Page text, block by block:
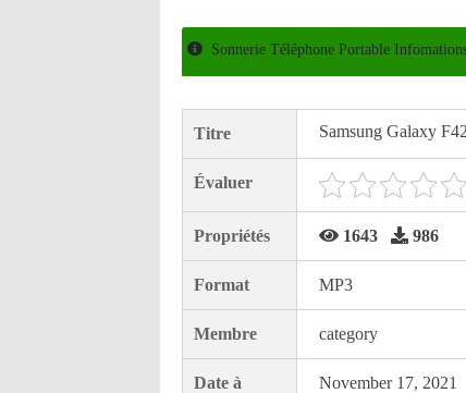
Sonnerie Téléphone Portable
Titre Samsung Galaxy F42
Évaluer
Propriétés 1643 986
Format MP3
Membre category
Date à
November 17, 2021